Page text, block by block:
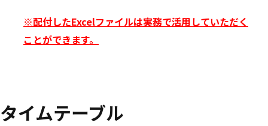
※配付したExcelファイルは実務で活用していただく
ことができます。
タイムテーブル